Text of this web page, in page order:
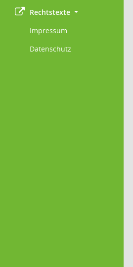
Rechtstexte
Impressum
Datenschutz